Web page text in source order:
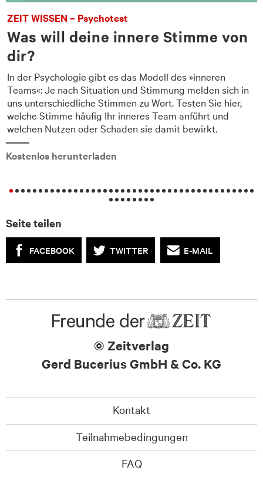
ZEIT WISSEN – Psychotest
Was will deine innere Stimme von
dir?
In der Psychologie gibt es das Modell des »inneren
Teams«: Je nach Situation und Stimmung melden sich in
uns unterschiedliche Stimmen zu Wort. Testen Sie hier,
welche Stimme häufig Ihr inneres Team anführt und
welchen Nutzen oder Schaden sie damit bewirkt.
Kostenlos herunterladen
Seite teilen
FACEBOOK TWITTER E-MAIL
© Zeitverlag
Gerd Bucerius GmbH & Co. KG
Kontakt
Teilnahmebedingungen
FAQ